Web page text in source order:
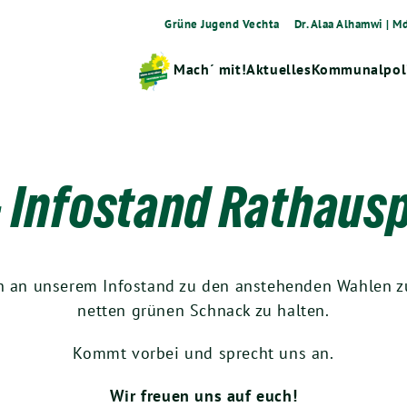
Grüne Jugend Vechta Dr. Alaa Alhamwi |
Mach´ mit!Aktuelles
Infostand
unserem Infostand zu den anstehenden Wahlen
netten grünen Schnack zu halten.
Kommt vorbei und sprecht uns an.
Wir freuen uns auf euch!